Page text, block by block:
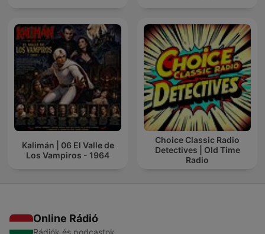
Kalimán | 06 El Valle de
Los Vampiros - 1964
Choice Classic Radio
Detectives | Old Time
Radio
Online Rádió